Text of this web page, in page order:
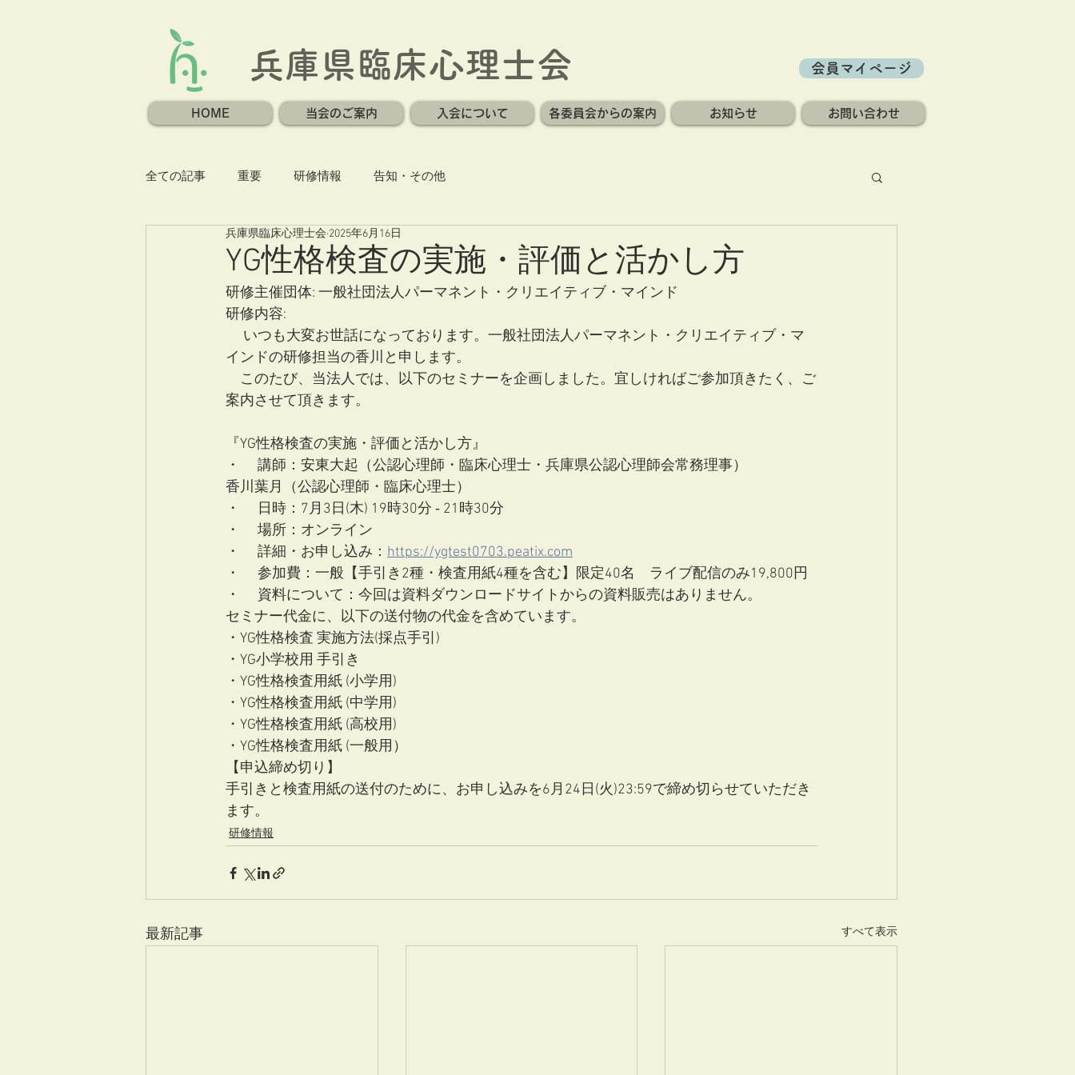
兵庫県臨床心理士会 会員マイページ
HOME 当会のご案内 入会について 各委員会からの案内 お知らせ お問い合わせ
全ての記事 重要 研修情報 告知・その他
YG性格検査の実施・評価と活かし方
兵庫県臨床心理士会 2025年6月16日
研修主催団体: 一般社団法人パーマネント・クリエイティブ・マインド
研修内容:
インドの研修担当の香川と申します。
このたび、当法人では、以下のセミナーを企画しました。宜しければご参加頂きたく、ご
案内させて頂きます。
『YG性格検査の実施・評価と活かし方』
・	講師：安東大起（公認心理師・臨床心理士・兵庫県公認心理師会常務理事）
香川葉月（公認心理師・臨床心理士）
・	日時：7月3日(木) 19時30分 ‐ 21時30分
・	場所：オンライン
・	詳細・お申し込み： https://ygtest0703.peatix.com
・	参加費：一般【手引き2種・検査用紙4種を含む】限定40名　ライブ配信のみ19,800円
・	資料について：今回は資料ダウンロードサイトからの資料販売はありません。
セミナー代金に、以下の送付物の代金を含めています。
・YG性格検査 実施方法(採点手引)
・YG小学校用 手引き
・YG性格検査用紙 (小学用)
・YG性格検査用紙 (中学用)
・YG性格検査用紙 (高校用)
・YG性格検査用紙 (一般用）
【申込締め切り】
手引きと検査用紙の送付のために、お申し込みを6月24日(火)23:59で締め切らせていただき
ます。
研修情報
最新記事 すべて表示